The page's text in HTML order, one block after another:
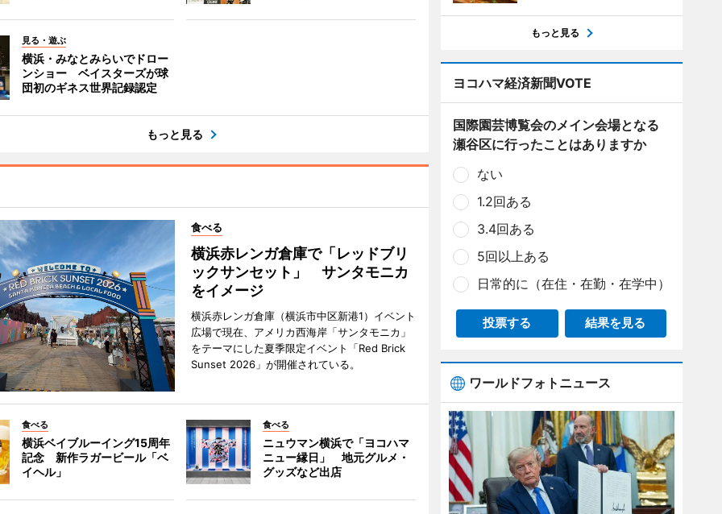
見る・遊ぶ
横浜・みなとみらいでドロー
ンショー ベイスターズが球
団初のギネス世界記録認定
もっと見る
食べる
横浜赤レンガ倉庫で「レッドブリ
ックサンセット」 サンタモニカ
をイメージ
横浜赤レンガ倉庫（横浜市中区新港1）イベント
広場で現在、アメリカ西海岸「サンタモニカ」
をテーマにした夏季限定イベント「Red Brick
Sunset 2026」が開催されている。
食べる
横浜ベイブルーイング15周年
記念 新作ラガービール「ベ
イヘル」
食べる
ニュウマン横浜で「ヨコハマ
ニュー縁日」 地元グルメ・
グッズなど出店
もっと見る
ヨコハマ経済新聞VOTE
国際園芸博覧会のメイン会場となる
瀬谷区に行ったことはありますか
ない
1.2回ある
3.4回ある
5回以上ある
日常的に（在住・在勤・在学中）
投票する 結果を見る
ワールドフォトニュース